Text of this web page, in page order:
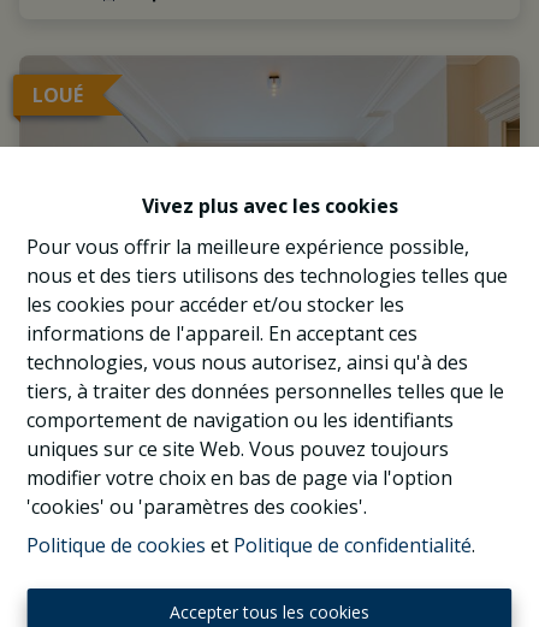
Vivez plus avec les cookies
Pour vous offrir la meilleure expérience possible,
nous et des tiers utilisons des technologies telles que
les cookies pour accéder et/ou stocker les
informations de l'appareil. En acceptant ces
technologies, vous nous autorisez, ainsi qu'à des
tiers, à traiter des données personnelles telles que le
comportement de navigation ou les identifiants
uniques sur ce site Web. Vous pouvez toujours
modifier votre choix en bas de page via l'option
'cookies' ou 'paramètres des cookies'.
Politique de cookies et Politique de confidentialité.
Accepter tous les cookies
LOUÉ
Saint-Michel/Boileau, très beau rez-de-
chaussée (1CH+B) avec jardin
1040 Etterbeek| Ref: 1031962